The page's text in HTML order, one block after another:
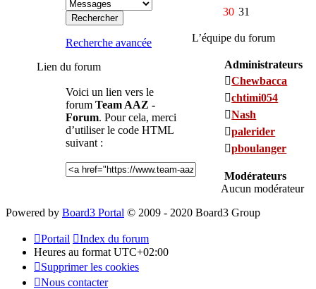
Recherche avancée
Lien du forum
Voici un lien vers le
forum Team AAZ -
Forum. Pour cela, merci
d’utiliser le code HTML
suivant :
30 31
L’équipe du forum
Administrateurs
Chewbacca
chtimi054
Nash
palerider
pboulanger
Modérateurs
Aucun modérateur
Powered by Board3 Portal © 2009 - 2020 Board3 Group
Portail
Index du forum
Heures au format UTC+02:00
Supprimer les cookies
Nous contacter